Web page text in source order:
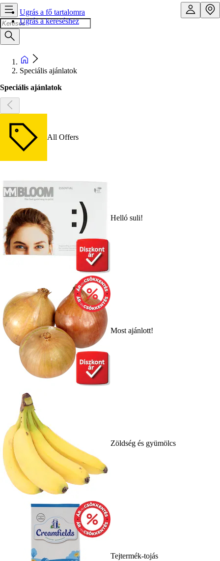
Ugrás a fő tartalomra
Ugrás a kereséshez
Speciális ajánlatok
Speciális ajánlatok
All Offers
Helló suli!
Most ajánlott!
Zöldség és gyümölcs
Tejtermék-tojás